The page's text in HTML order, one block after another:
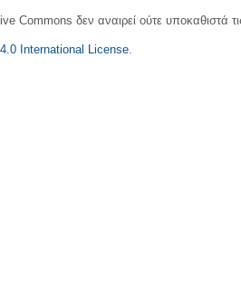
δεν αναιρεί ούτε υποκαθιστά
International License.